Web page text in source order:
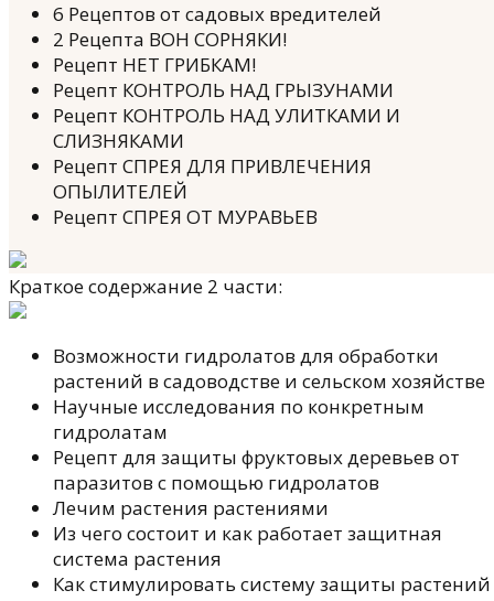
6 Рецептов от садовых вредителей
2 Рецепта ВОН СОРНЯКИ!
Рецепт НЕТ ГРИБКАМ!
Рецепт КОНТРОЛЬ НАД ГРЫЗУНАМИ
Рецепт КОНТРОЛЬ НАД УЛИТКАМИ И
СЛИЗНЯКАМИ
Рецепт СПРЕЯ ДЛЯ ПРИВЛЕЧЕНИЯ
ОПЫЛИТЕЛЕЙ
Рецепт СПРЕЯ ОТ МУРАВЬЕВ
Краткое содержание 2 части:
Возможности гидролатов для обработки
растений в садоводстве и сельском хозяйстве
Научные исследования по конкретным
гидролатам
Рецепт для защиты фруктовых деревьев от
паразитов с помощью гидролатов
Лечим растения растениями
Из чего состоит и как работает защитная
система растения
Как стимулировать систему защиты растений